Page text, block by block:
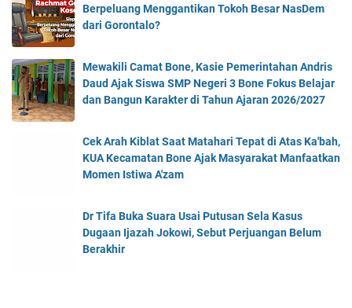
Berpeluang Menggantikan Tokoh Besar NasDem
dari Gorontalo?
Mewakili Camat Bone, Kasie Pemerintahan Andris
Daud Ajak Siswa SMP Negeri 3 Bone Fokus Belajar
dan Bangun Karakter di Tahun Ajaran 2026/2027
Cek Arah Kiblat Saat Matahari Tepat di Atas Ka'bah,
KUA Kecamatan Bone Ajak Masyarakat Manfaatkan
Momen Istiwa A'zam
Dr Tifa Buka Suara Usai Putusan Sela Kasus
Dugaan Ijazah Jokowi, Sebut Perjuangan Belum
Berakhir